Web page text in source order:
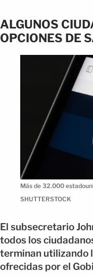
ALGUNOS
OPCIONES DE
Más de 32.000
SHUTTERSTOCK
El subsecretario
todos los
terminan utilizando
ofrecidas por el